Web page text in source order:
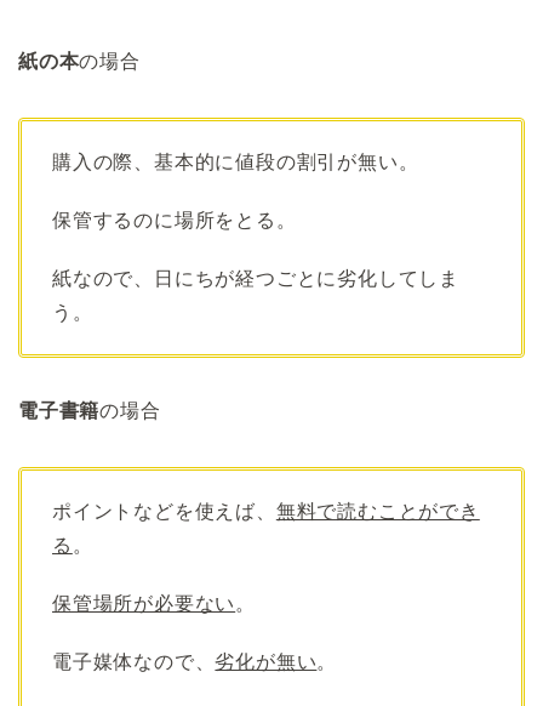
紙の本の場合
購入の際、基本的に値段の割引が無い。
保管するのに場所をとる。
紙なので、日にちが経つごとに劣化してしま
う。
電子書籍の場合
ポイントなどを使えば、 無料で読むことができ
る 。
保管場所が必要ない 。
電子媒体なので、劣化が無い。